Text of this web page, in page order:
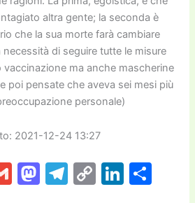
altra gente; la seconda è
che la sua morte farà cambiare
necessità di seguire tutte le misure
ma anche mascherine
poi pensate che aveva sei mesi più
personale)
2021-12-24 13:27
G M T C Li C